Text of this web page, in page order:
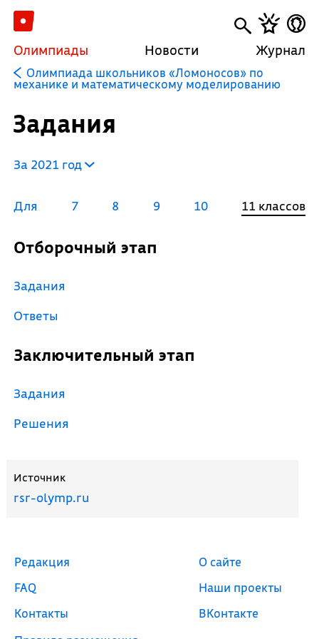
Олимпиады Новости Журнал
Олимпиада школьников «Ломоносов» по
механике и математическому моделированию
Задания
За 2021 год
Для 7 8 9 10 11 классов
Отборочный этап
Задания
Ответы
Заключительный этап
Задания
Решения
Источник
rsr-olymp.ru
Редакция
FAQ
Контакты
О сайте
Наши проекты
ВКонтакте